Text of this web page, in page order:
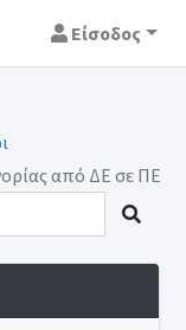
Είσοδος
από ΔΕ σε ΠΕ